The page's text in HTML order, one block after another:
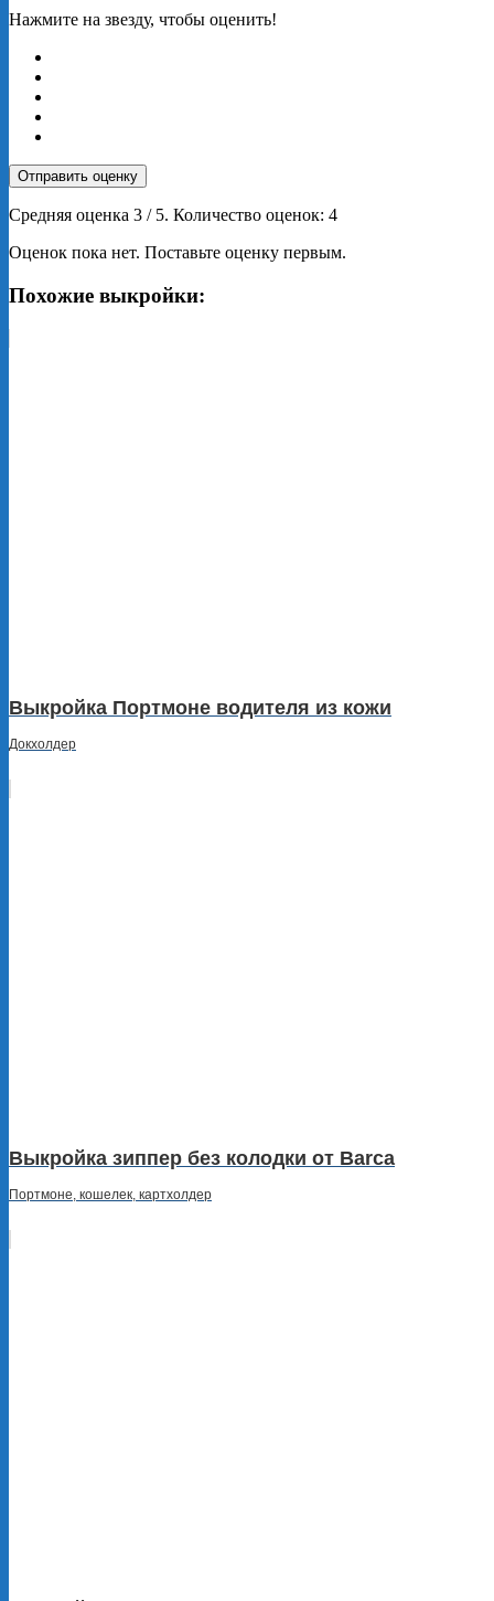
Нажмите на звезду, чтобы оценить!
Отправить оценку
Средняя оценка 3 / 5. Количество оценок: 4
Оценок пока нет. Поставьте оценку первым.
Похожие выкройки:
Выкройка Портмоне водителя из кожи
Докхолдер
Выкройка зиппер без колодки от Barca
Портмоне, кошелек, картхолдер